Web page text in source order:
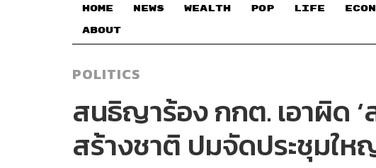
HOME NEWS WEALTH POP LIFE
ABOUT
POLITICS
สนธิญาร้อง กกต. เอาผิด ‘
สร้างชาติ ปมจัดประชุมให